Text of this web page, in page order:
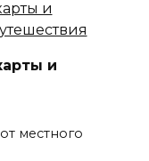
и
местного